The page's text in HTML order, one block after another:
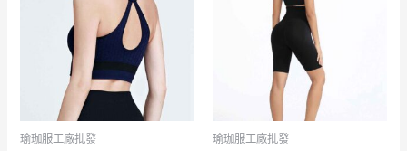
瑜珈服工廠批發 瑜珈服工廠批發